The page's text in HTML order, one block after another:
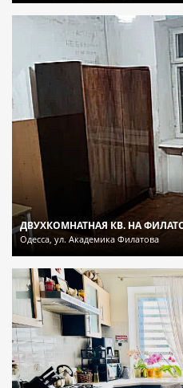
ДВУХКОМНАТНАЯ КВ. НА
Одесса, ул. Академика Филатова